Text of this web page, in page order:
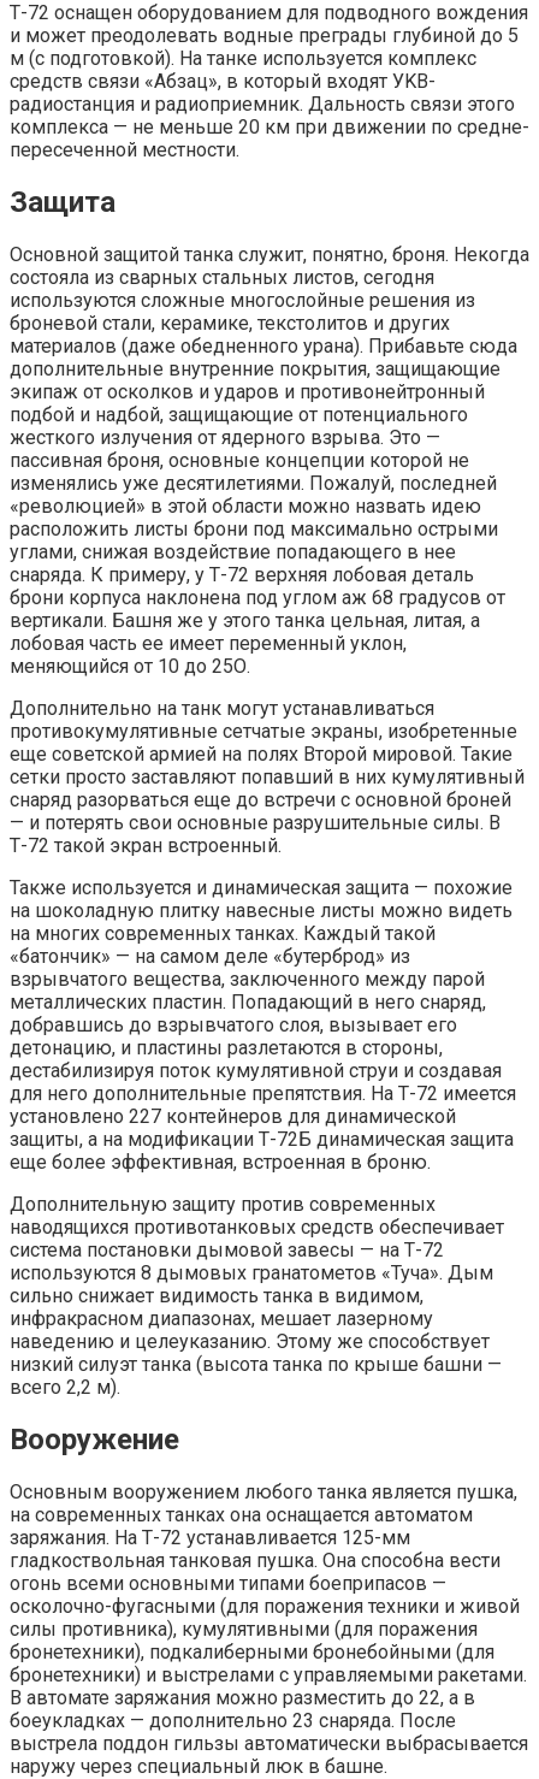
Т-72 оснащен оборудованием для подводного вождения
и может преодолевать водные преграды глубиной до 5
м (с подготовкой). На танке используется комплекс
средств связи «Абзац», в который входят УKB-
радиостанция и радиоприемник. Дальность связи этого
комплекса — не меньше 20 км при движении по средне-
пересеченной местности.
Защита
Основной защитой танка служит, понятно, броня. Некогда
состояла из сварных стальных листов, сегодня
используются сложные многослойные решения из
броневой стали, керамике, текстолитов и других
материалов (даже обедненного урана). Прибавьте сюда
дополнительные внутренние покрытия, защищающие
экипаж от осколков и ударов и противонейтронный
подбой и надбой, защищающие от потенциального
жесткого излучения от ядерного взрыва. Это —
пассивная броня, основные концепции которой не
изменялись уже десятилетиями. Пожалуй, последней
«революцией» в этой области можно назвать идею
расположить листы брони под максимально острыми
углами, снижая воздействие попадающего в нее
снаряда. К примеру, у Т-72 верхняя лобовая деталь
брони корпуса наклонена под углом аж 68 градусов от
вертикали. Башня же у этого танка цельная, литая, а
лобовая часть ее имеет переменный уклон,
меняющийся от 10 до 25О.
Дополнительно на танк могут устанавливаться
противокумулятивные сетчатые экраны, изобретенные
еще советской армией на полях Второй мировой. Такие
сетки просто заставляют попавший в них кумулятивный
снаряд разорваться еще до встречи с основной броней
— и потерять свои основные разрушительные силы. В
Т-72 такой экран встроенный.
Также используется и динамическая защита — похожие
на шоколадную плитку навесные листы можно видеть
на многих современных танках. Каждый такой
«батончик» — на самом деле «бутерброд» из
взрывчатого вещества, заключенного между парой
металлических пластин. Попадающий в него снаряд,
добравшись до взрывчатого слоя, вызывает его
детонацию, и пластины разлетаются в стороны,
дестабилизируя поток кумулятивной струи и создавая
для него дополнительные препятствия. На Т-72 имеется
установлено 227 контейнеров для динамической
защиты, а на модификации Т-72Б динамическая защита
еще более эффективная, встроенная в броню.
Дополнительную защиту против современных
наводящихся противотанковых средств обеспечивает
система постановки дымовой завесы — на Т-72
используются 8 дымовых гранатометов «Туча». Дым
сильно снижает видимость танка в видимом,
инфракрасном диапазонах, мешает лазерному
наведению и целеуказанию. Этому же способствует
низкий силуэт танка (высота танка по крыше башни —
всего 2,2 м).
Вооружение
Основным вооружением любого танка является пушка,
на современных танках она оснащается автоматом
заряжания. На Т-72 устанавливается 125-мм
гладкоствольная танковая пушка. Она способна вести
огонь всеми основными типами боеприпасов —
осколочно-фугасными (для поражения техники и живой
силы противника), кумулятивными (для поражения
бронетехники), подкалиберными бронебойными (для
бронетехники) и выстрелами с управляемыми ракетами.
В автомате заряжания можно разместить до 22, а в
боеукладках — дополнительно 23 снаряда. После
выстрела поддон гильзы автоматически выбрасывается
наружу через специальный люк в башне.